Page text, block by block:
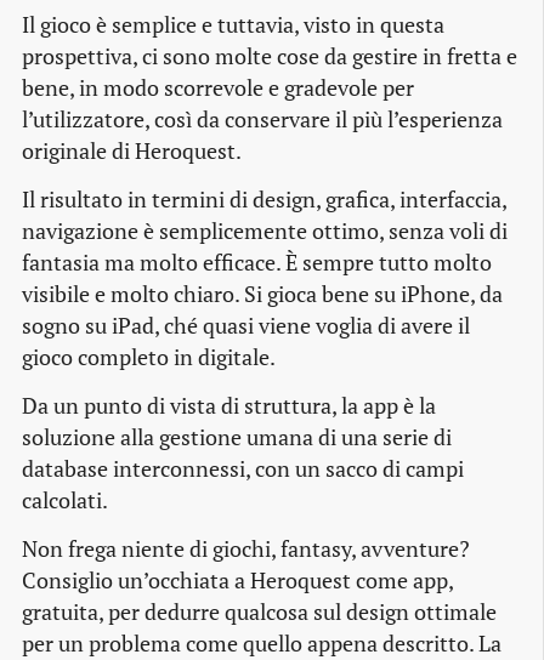
Il gioco è semplice e tuttavia, visto in questa
prospettiva, ci sono molte cose da gestire in fretta e
bene, in modo scorrevole e gradevole per
l’utilizzatore, così da conservare il più l’esperienza
originale di Heroquest.
Il risultato in termini di design, grafica, interfaccia,
navigazione è semplicemente ottimo, senza voli di
fantasia ma molto efficace. È sempre tutto molto
visibile e molto chiaro. Si gioca bene su iPhone, da
sogno su iPad, ché quasi viene voglia di avere il
gioco completo in digitale.
Da un punto di vista di struttura, la app è la
soluzione alla gestione umana di una serie di
database interconnessi, con un sacco di campi
calcolati.
Non frega niente di giochi, fantasy, avventure?
Consiglio un’occhiata a Heroquest come app,
gratuita, per dedurre qualcosa sul design ottimale
per un problema come quello appena descritto. La